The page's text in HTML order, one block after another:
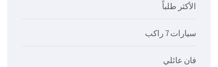
الأكثر طلباً
سيارات 7 راكب
فان عائلي